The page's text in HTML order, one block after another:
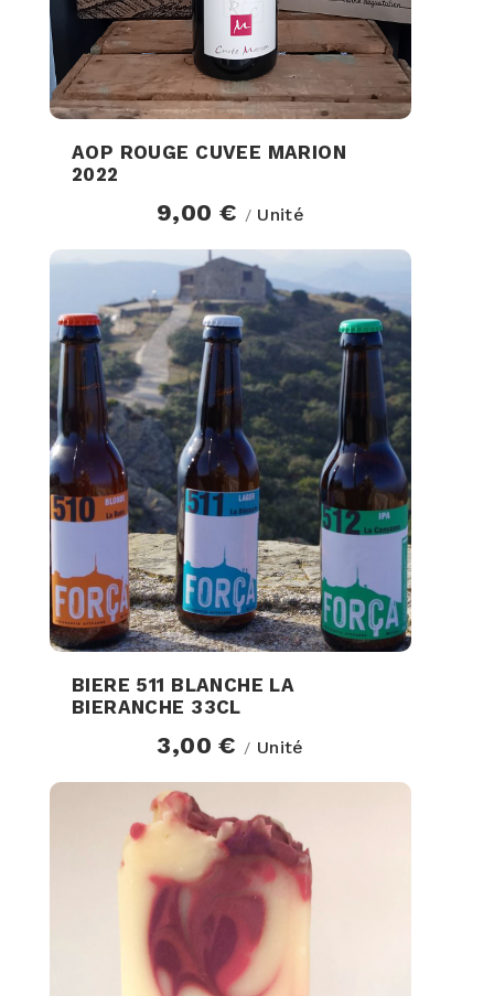
AOP ROUGE CUVEE MARION
2022
9,00 € / Unité
BIERE 511 BLANCHE LA
BIERANCHE 33CL
3,00 € / Unité